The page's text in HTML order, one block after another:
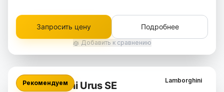
Запросить цену Подробнее
Добавить к сравнению
Рекомендуем Lamborghini
Lamborghini Urus SE